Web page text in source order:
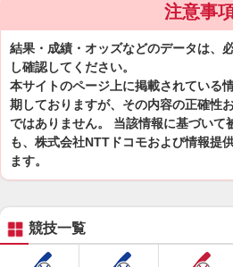
注意事
結果・成績・オッズなどのデータは、
し確認してください。
本サイトのページ上に掲載されている
期しておりますが、その内容の正確性
ではありません。 当該情報に基づいて
も、株式会社NTTドコモおよび情報提
ます。
競技一覧